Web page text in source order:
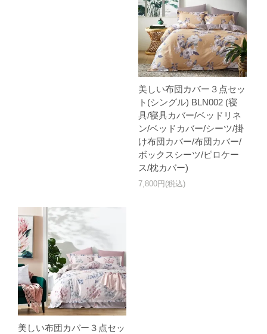
美しい布団カバー３点セッ
ト(シングル) BLN002 (寝
具/寝具カバー/ベッドリネ
ン/ベッドカバー/シーツ/掛
け布団カバー/布団カバー/
ボックスシーツ/ピロケー
ス/枕カバー)
7,800円(税込)
美しい布団カバー３点セッ